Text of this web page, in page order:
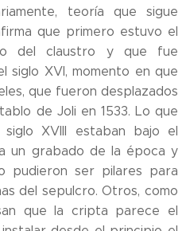
teoría que sigue
que primero estuvo el
del claustro y que fue
siglo XVI, momento en que
que fueron desplazados
de Joli en 1533. Lo que
XVIII estaban bajo el
un grabado de la época y
pudieron ser pilares para
del sepulcro. Otros, como
que la cripta parece el